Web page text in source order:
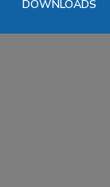
DOWNLOADS